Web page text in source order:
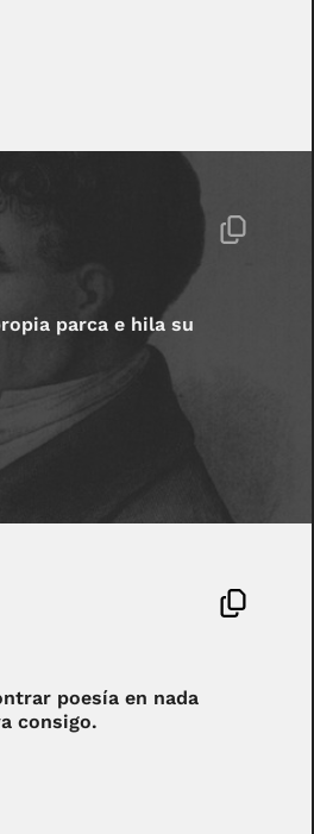
parca e hila su
poesía en nada
consigo.